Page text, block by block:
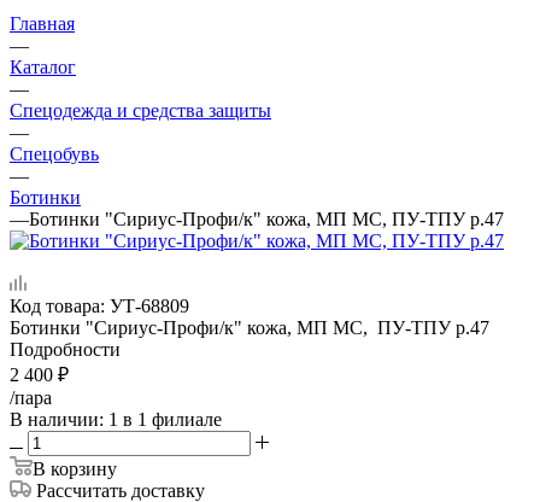
Главная
—
Каталог
—
Спецодежда и средства защиты
—
Спецобувь
—
Ботинки
—Ботинки "Сириус-Профи/к" кожа, МП МС, ПУ-ТПУ р.47
Код товара: УТ-68809
Ботинки "Сириус-Профи/к" кожа, МП МС, ПУ-ТПУ р.47
Подробности
2 400 ₽
/пара
В наличии: 1 в 1 филиале
В корзину
Рассчитать доставку